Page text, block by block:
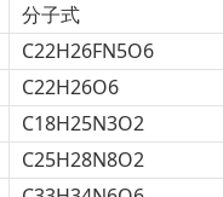
分子式
C22H26FN5O6
C22H26O6
C18H25N3O2
C25H28N8O2